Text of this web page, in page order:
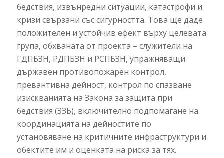
бедствия, извънредни ситуации, катастрофи и
кризи свързани със сигурността. Това ще даде
положителен и устойчив ефект върху целевата
група, обхваната от проекта – служители на
ГДПБЗН, РДПБЗН и РСПБЗН, упражняващи
държавен противопожарен контрол,
превантивна дейност, контрол по спазване
изискванията на Закона за защита при
бедствия (ЗЗБ), включително подпомагане на
координацията на дейностите по
установяване на критичните инфраструктури и
обектите им и оценката на риска за тях.